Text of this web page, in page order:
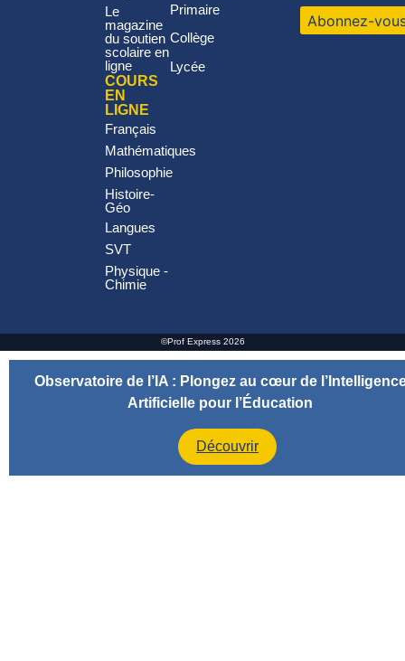
Le
magazine
du soutien
scolaire en
ligne
COURS
EN
LIGNE
Français
Mathématiques
Philosophie
Histoire-
Géo
Langues
SVT
Physique -
Chimie
Primaire
Collège
Lycée
©Prof Express 2026
Observatoire de l’IA : Plongez au cœur de
Artificielle pour l’Éducation
Découvrir